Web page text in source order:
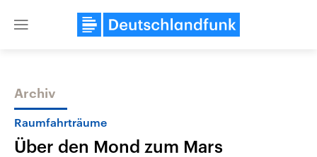
Close
Themen
Archiv
Raumfahrträume
Über den Mond zum Mars